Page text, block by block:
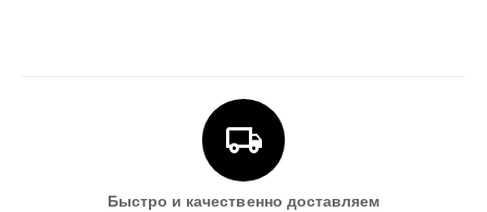
Быстро и качественно доставляем